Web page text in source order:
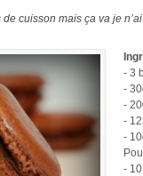
cuisson mais ça va je
- 3
-
-
-
-
-